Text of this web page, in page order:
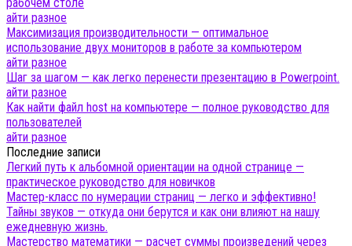
айти разное
Максимизация производительности — оптимальное
использование двух мониторов в работе за компьютером
айти разное
Шаг за шагом — как легко перенести презентацию в Powerpoint.
айти разное
Как найти файл host на компьютере — полное руководство для
пользователей
айти разное
Последние записи
Легкий путь к альбомной ориентации на одной странице —
практическое руководство для новичков
Мастер-класс по нумерации страниц — легко и эффективно!
Тайны звуков — откуда они берутся и как они влияют на нашу
ежедневную жизнь.
Мастерство математики — расчет суммы произведений через